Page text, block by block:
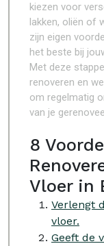
kiezen voor
lakken, oliën of
zijn eigen
het beste bij
Met deze
renoveren en
om regelmatig
van je
8
Vloer in
Verlengt
vloer.
Geeft de